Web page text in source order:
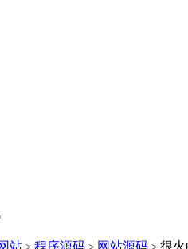
站 程序源码 网站源码 很